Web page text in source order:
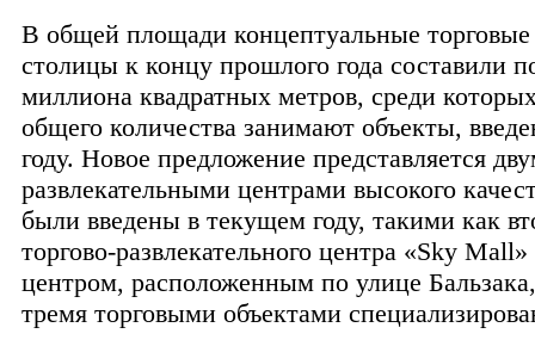
В общей площади концептуальные
столицы к концу прошлого года составили
миллиона квадратных метров, среди
общего количества занимают объекты,
году. Новое предложение представляется
развлекательными центрами высокого
были введены в текущем году, такими как
торгово-развлекательного центра «Sky
центром, расположенным по улице
тремя торговыми объектами